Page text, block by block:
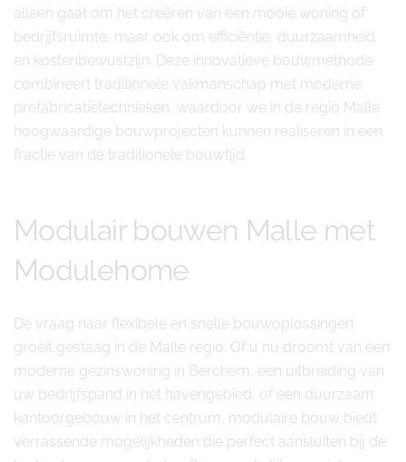
alleen gaat om het creëren van een mooie woning of
bedrijfsruimte, maar ook om efficiëntie, duurzaamheid
en kostenbewustzijn. Deze innovatieve bouwmethode
combineert traditionele vakmanschap met moderne
prefabricatietechnieken, waardoor we in de regio Malle
hoogwaardige bouwprojecten kunnen realiseren in een
fractie van de traditionele bouwtijd.
Modulair bouwen Malle met
Modulehome
De vraag naar flexibele en snelle bouwoplossingen
groeit gestaag in de Malle regio. Of u nu droomt van een
moderne gezinswoning in Berchem, een uitbreiding van
uw bedrijfspand in het havengebied, of een duurzaam
kantoorgebouw in het centrum, modulaire bouw biedt
verrassende mogelijkheden die perfect aansluiten bij de